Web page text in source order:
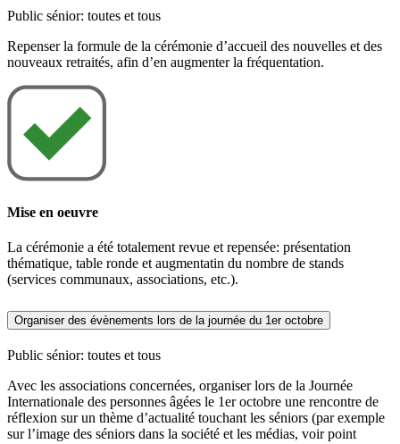
Public sénior: toutes et tous
Repenser la formule de la cérémonie d’accueil des nouvelles et des
nouveaux retraités, afin d’en augmenter la fréquentation.
Mise en oeuvre
La cérémonie a été totalement revue et repensée: présentation
thématique, table ronde et augmentatin du nombre de stands
(services communaux, associations, etc.).
Organiser des évènements lors de la journée du 1er octobre
Public sénior: toutes et tous
Avec les associations concernées, organiser lors de la Journée
Internationale des personnes âgées le 1er octobre une rencontre de
réflexion sur un thème d’actualité touchant les séniors (par exemple
sur l’image des séniors dans la société et les médias, voir point